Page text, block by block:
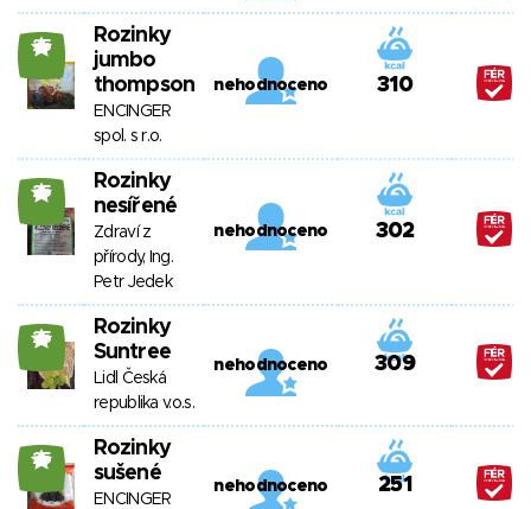
25
Rozinky
jumbo
thompson
ENCINGER
spol. s r.o.
nehodnoceno 310
25
Rozinky
nesířené
Zdraví z
přírody, Ing.
Petr Jedek
nehodnoceno 302
25
Rozinky
Suntree
Lidl Česká
republika v.o.s.
nehodnoceno 309
25
Rozinky
sušené
ENCINGER
nehodnoceno 251